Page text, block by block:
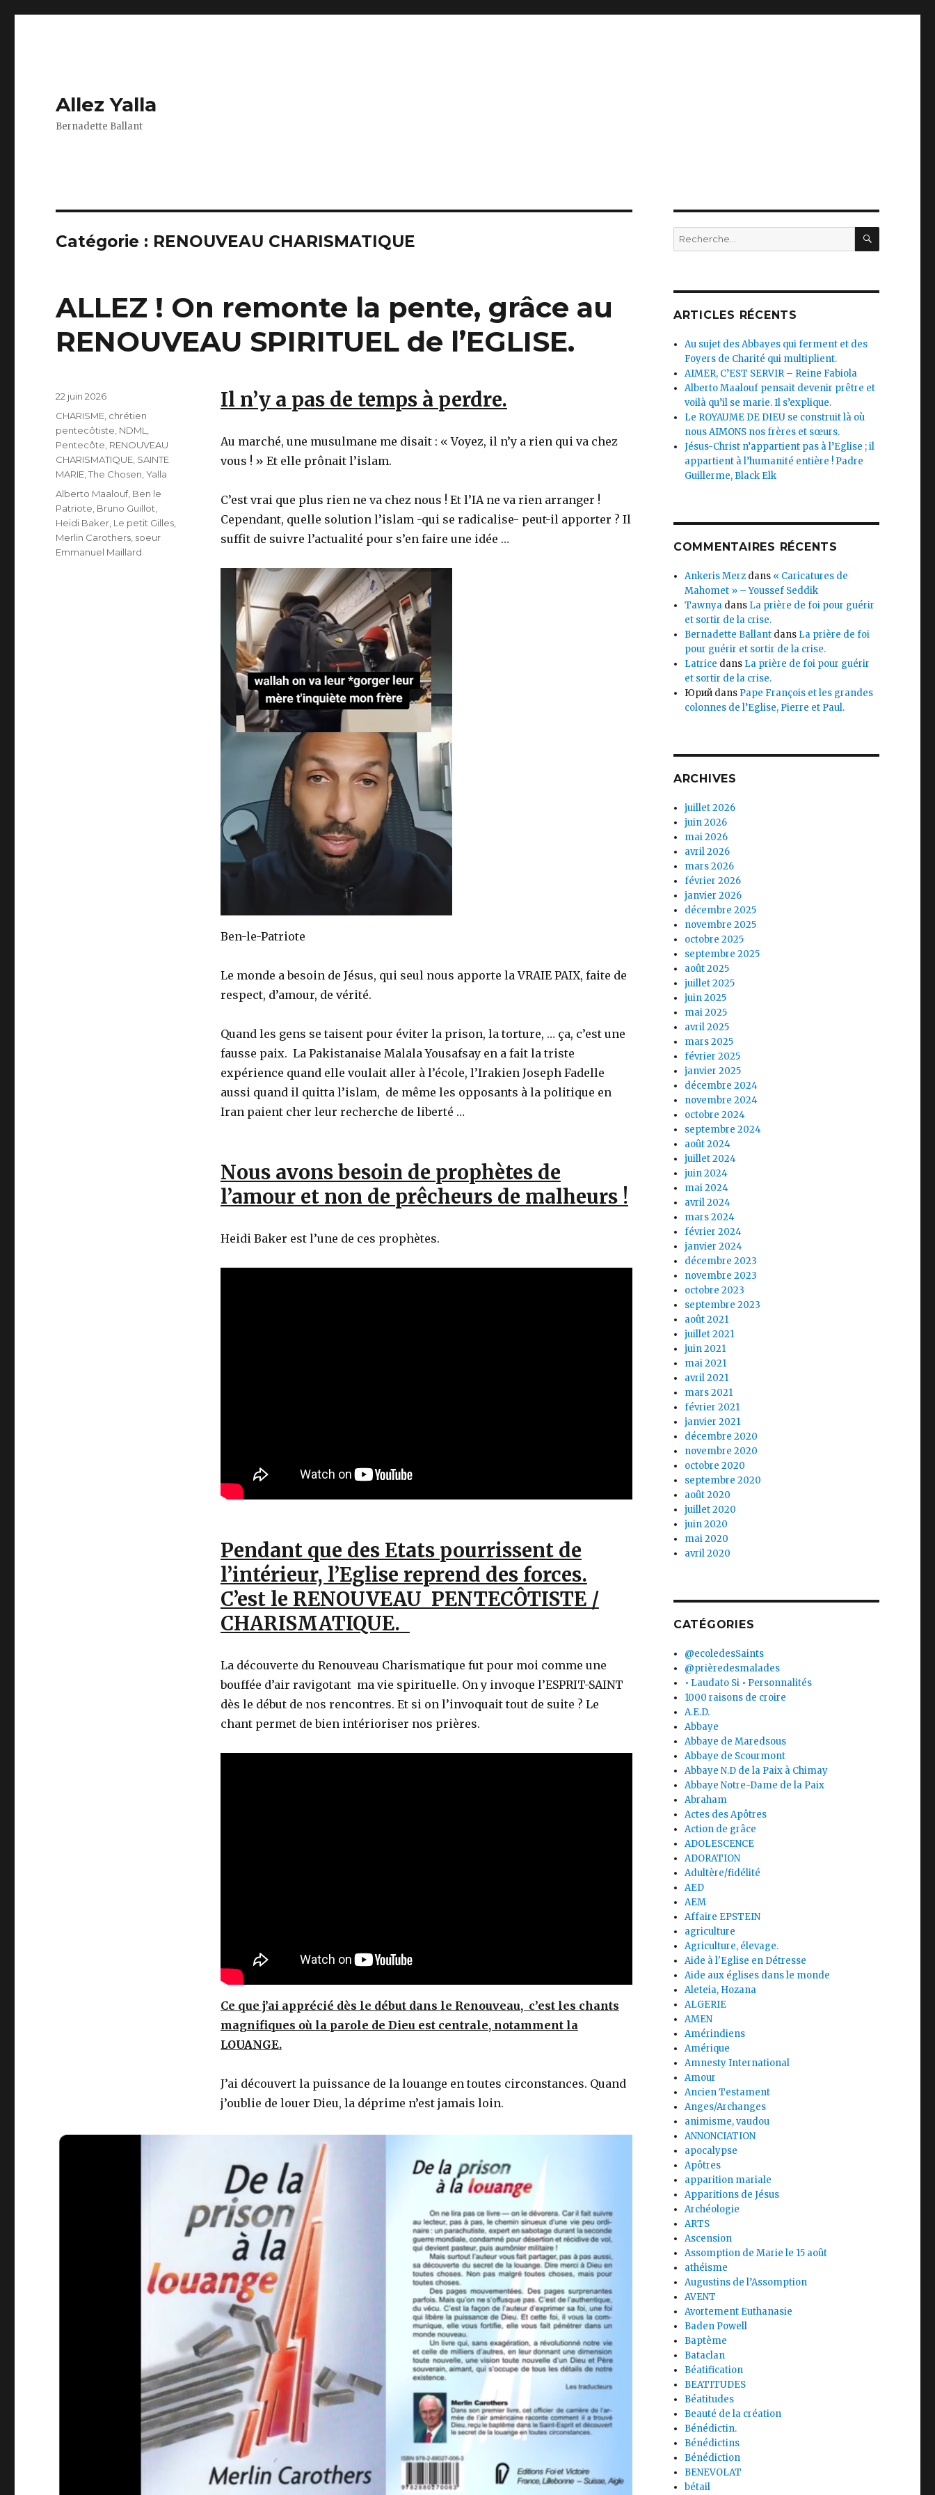
Allez Yalla
Bernadette Ballant
Catégorie : RENOUVEAU CHARISMATIQUE
ALLEZ ! On remonte la pente, grâce au
RENOUVEAU SPIRITUEL de l’EGLISE.
Il n’y a pas de temps à perdre.
Au marché, une musulmane me disait : « Voyez, il n’y a rien qui va chez
vous ! » Et elle prônait l’islam.
C’est vrai que plus rien ne va chez nous ! Et l’IA ne va rien arranger !
Cependant, quelle solution l’islam -qui se radicalise- peut-il apporter ? Il
suffit de suivre l’actualité pour s’en faire une idée …
Ben-le-Patriote
Le monde a besoin de Jésus, qui seul nous apporte la VRAIE PAIX, faite de
respect, d’amour, de vérité.
Quand les gens se taisent pour éviter la prison, la torture, … ça, c’est une
fausse paix. La Pakistanaise Malala Yousafsay en a fait la triste
expérience quand elle voulait aller à l’école, l’Irakien Joseph Fadelle
aussi quand il quitta l’islam, de même les opposants à la politique en
Iran paient cher leur recherche de liberté …
Nous avons besoin de prophètes de
l’amour et non de prêcheurs de malheurs !
Heidi Baker est l’une de ces prophètes.
Pendant que des Etats pourrissent de
l’intérieur, l’Eglise reprend des forces.
C’est le RENOUVEAU PENTECÔTISTE /
CHARISMATIQUE.
La découverte du Renouveau Charismatique fut pour moi comme une
bouffée d’air ravigotant ma vie spirituelle. On y invoque l’ESPRIT-SAINT
dès le début de nos rencontres. Et si on l’invoquait tout de suite ? Le
chant permet de bien intérioriser nos prières.
Ce que j’ai apprécié dès le début dans le Renouveau, c’est les chants
magnifiques où la parole de Dieu est centrale, notamment la
LOUANGE.
J’ai découvert la puissance de la louange en toutes circonstances. Quand
j’oublie de louer Dieu, la déprime n’est jamais loin.
Publié
22 juin 2026
Catégories
CHARISME chrétien
pentecôtiste NDML
Pentecôte RENOUVEAU
CHARISMATIQUE SAINTE
MARIE ,The Chosen ,Yalla
Étiquettes
Alberto Maalouf, Ben le
Patriote Bruno Guillot
Heidi Baker Le petit Gilles
Merlin Carothers soeur
Emmanuel Maillard
Recherche
pour
ARTICLES RÉCENTS
Au sujet des Abbayes qui ferment et des
Foyers de Charité qui multiplient.
AIMER, C’EST SERVIR – Reine Fabiola
Alberto Maalouf pensait devenir prêtre et
voilà qu’il se marie. Il s’explique.
Le ROYAUME DE DIEU se construit là où
nous AIMONS nos frères et sœurs.
Jésus-Christ n’appartient pas à l’Eglise ; il
appartient à l’humanité entière ! Padre
Guillerme, Black Elk
COMMENTAIRES RÉCENTS
Ankeris Merz dans « Caricatures de
Mahomet » – Youssef Seddik
Tawnya dans La prière de foi pour guérir
et sortir de la crise.
Bernadette Ballant dans La prière de foi
pour guérir et sortir de la crise.
Latrice dans La prière de foi pour guérir
et sortir de la crise.
Юрий dans Pape François et les grandes
colonnes de l’Eglise, Pierre et Paul.
ARCHIVES
juillet 2026
juin 2026
mai 2026
avril 2026
mars 2026
février 2026
janvier 2026
décembre 2025
novembre 2025
octobre 2025
septembre 2025
août 2025
juillet 2025
juin 2025
mai 2025
avril 2025
mars 2025
février 2025
janvier 2025
décembre 2024
novembre 2024
octobre 2024
septembre 2024
août 2024
juillet 2024
juin 2024
mai 2024
avril 2024
mars 2024
février 2024
janvier 2024
décembre 2023
novembre 2023
octobre 2023
septembre 2023
août 2021
juillet 2021
juin 2021
mai 2021
avril 2021
mars 2021
février 2021
janvier 2021
décembre 2020
novembre 2020
octobre 2020
septembre 2020
août 2020
juillet 2020
juin 2020
mai 2020
avril 2020
CATÉGORIES
@ecoledesSaints
@prièredesmalades
• Laudato Si • Personnalités
1000 raisons de croire
A.E.D.
Abbaye
Abbaye de Maredsous
Abbaye de Scourmont
Abbaye N.D de la Paix à Chimay
Abbaye Notre-Dame de la Paix
Abraham
Actes des Apôtres
Action de grâce
ADOLESCENCE
ADORATION
Adultère/fidélité
AED
AEM
Affaire EPSTEIN
agriculture
Agriculture, élevage.
Aide à l'Eglise en Détresse
Aide aux églises dans le monde
Aleteia, Hozana
ALGERIE
AMEN
Amérindiens
Amérique
Amnesty International
Amour
Ancien Testament
Anges/Archanges
animisme, vaudou
ANNONCIATION
apocalypse
Apôtres
apparition mariale
Apparitions de Jésus
Archéologie
ARTS
Ascension
Assomption de Marie le 15 août
athéisme
Augustins de l’Assomption
AVENT
Avortement Euthanasie
Baden Powell
Baptème
Bataclan
Béatification
BEATITUDES
Béatitudes
Beauté de la création
Bénédictin.
Bénédictins
Bénédiction
BENEVOLAT
bétail